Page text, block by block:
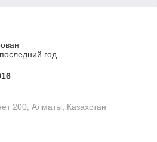
год
200, Алматы, Казахстан